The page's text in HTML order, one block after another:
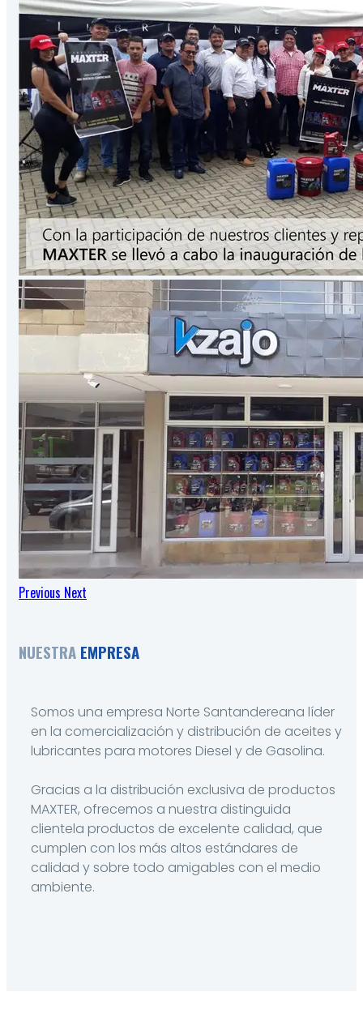
Presentación
3.78Lts
VER PRODUCTO
Previous Next
NUESTRA EMPRESA
Somos una empresa Norte Santandereana líder
en la comercialización y distribución de aceites y
lubricantes para motores Diesel y de Gasolina.
Gracias a la distribución exclusiva de productos
MAXTER, ofrecemos a nuestra distinguida
clientela productos de excelente calidad, que
cumplen con los más altos estándares de
calidad y sobre todo amigables con el medio
ambiente.